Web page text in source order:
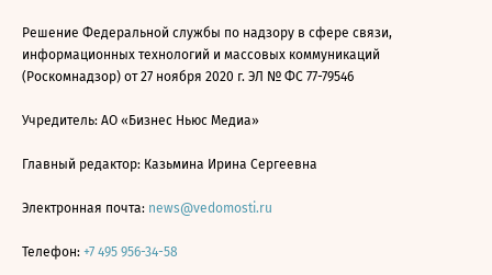
Решение Федеральной службы по надзору в сфере связи,
информационных технологий и массовых коммуникаций
(Роскомнадзор) от 27 ноября 2020 г. ЭЛ № ФС 77-79546
Учредитель: АО «Бизнес Ньюс Медиа»
Главный редактор: Казьмина Ирина Сергеевна
Электронная почта: news@vedomosti.ru
Телефон: +7 495 956-34-58